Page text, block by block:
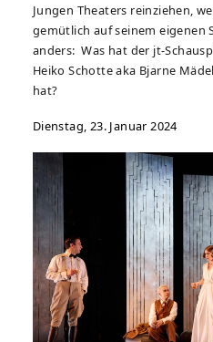
Jungen Theaters reinziehen,
gemütlich auf seinem eigenen
anders: Was hat der jt-
Heiko Schotte aka Bjarne
hat?
Dienstag, 23. Januar 2024